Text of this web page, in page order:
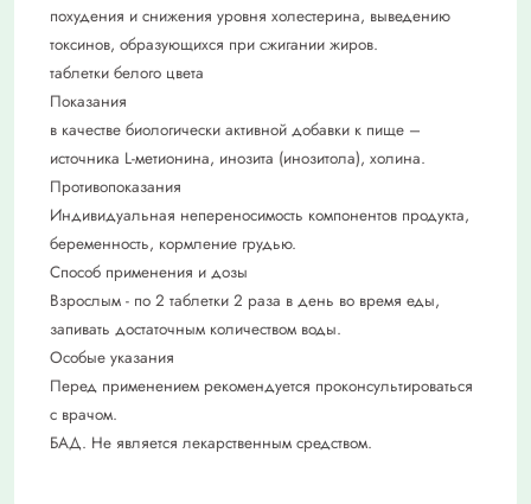
похудения и снижения уровня холестерина, выведению
токсинов, образующихся при сжигании жиров.
таблетки белого цвета
Показания
в качестве биологически активной добавки к пище –
источника L-метионина, инозита (инозитола), холина.
Противопоказания
Индивидуальная непереносимость компонентов продукта,
беременность, кормление грудью.
Способ применения и дозы
Взрослым - по 2 таблетки 2 раза в день во время еды,
запивать достаточным количеством воды.
Особые указания
Перед применением рекомендуется проконсультироваться
с врачом.
БАД. Не является лекарственным средством.